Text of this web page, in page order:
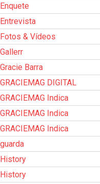
Enquete
Entrevista
Fotos & Vídeos
Gallerr
Gracie Barra
GRACIEMAG DIGITAL
GRACIEMAG Indica
GRACIEMAG Indica
GRACIEMAG Indica
guarda
History
History